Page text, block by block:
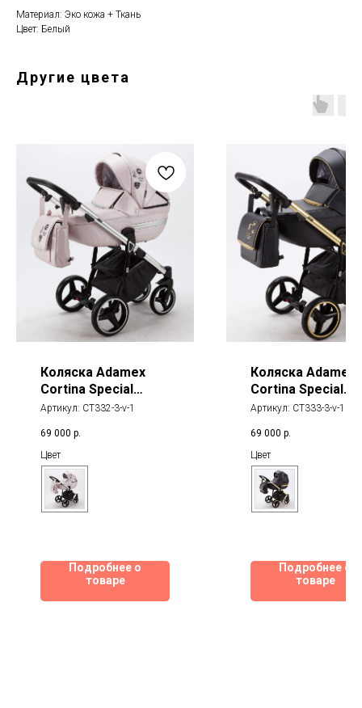
Материал: Эко кожа + Ткань
Цвет: Белый
Другие цвета
Коляска Adamex
Cortina Special
Edition Deluxe 3 В 1
Артикул: CT332-3-v-1
69 000 р.
Цвет
Подробнее о
товаре
Коляска Adamex
Cortina Special
Edition Deluxe 3 В
Артикул: CT333-3-v-1
69 000 р.
Цвет
Подробнее о
товаре